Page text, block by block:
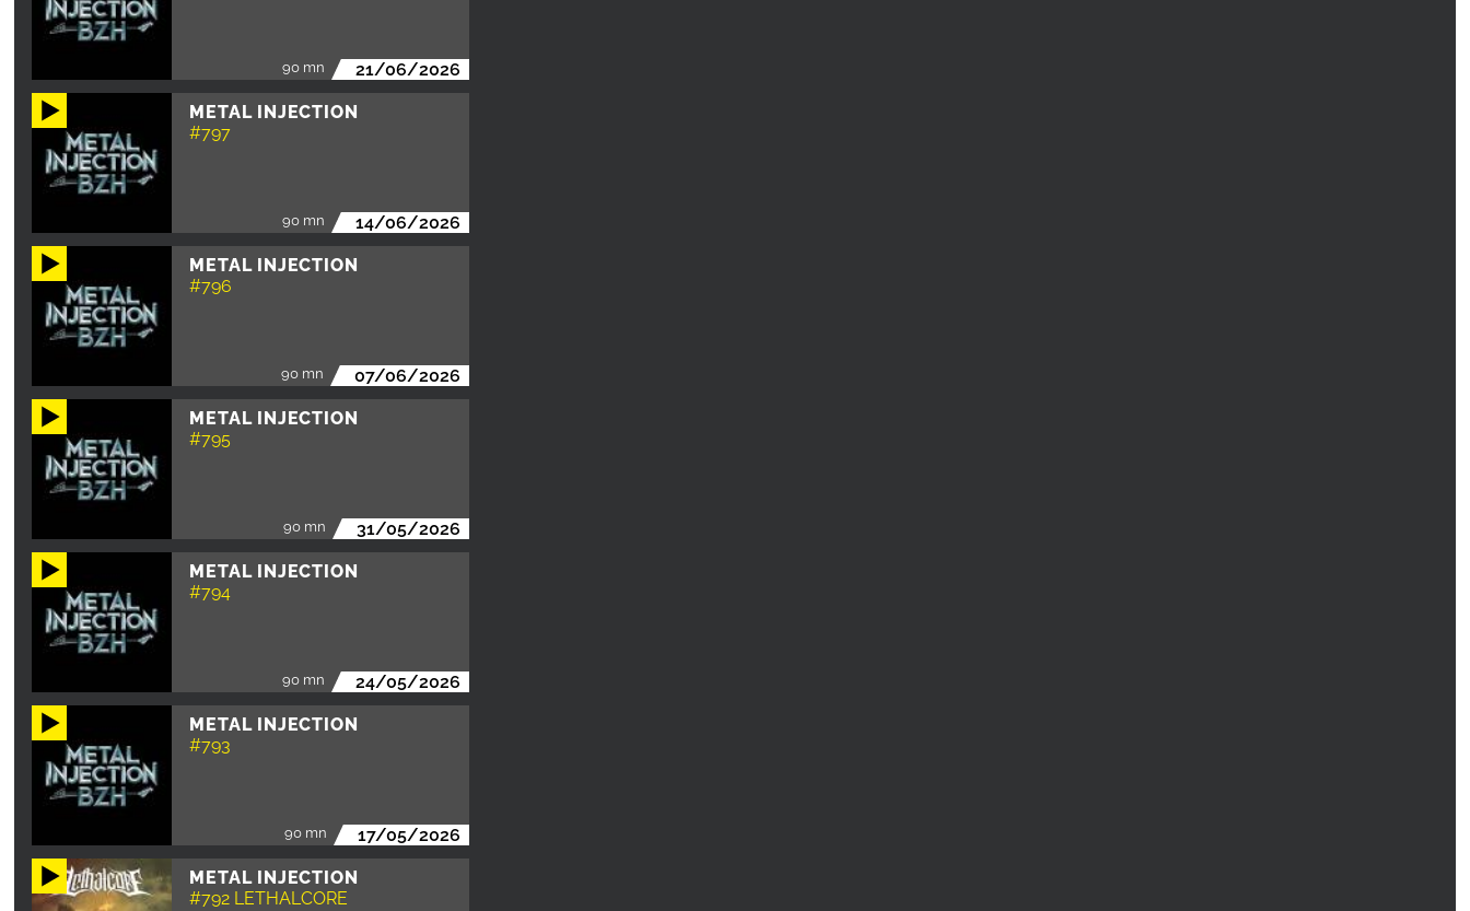
90 mn 21/06/2026
METAL INJECTION
#797
90 mn 14/06/2026
METAL INJECTION
#796
90 mn 07/06/2026
METAL INJECTION
#795
90 mn 31/05/2026
METAL INJECTION
#794
90 mn 24/05/2026
METAL INJECTION
#793
90 mn 17/05/2026
METAL INJECTION
#792 LETHALCORE